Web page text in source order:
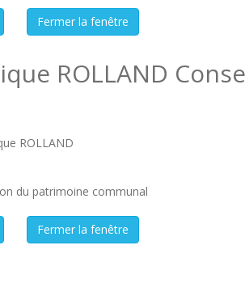
ROLLAND
ROLLAND
du patrimoine communal